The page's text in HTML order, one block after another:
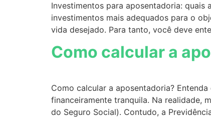
Investimentos para aposentadoria: quais
investimentos mais adequados para o
vida desejado. Para tanto, você deve
Como calcular a
Como calcular a aposentadoria?
financeiramente tranquila. Na realidade,
do Seguro Social). Contudo, a